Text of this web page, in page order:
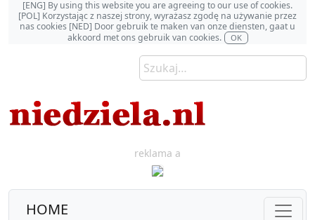
[ENG] By using this website you are agreeing to our use of cookies.
[POL] Korzystając z naszej strony, wyrażasz zgodę na używanie przez
nas cookies [NED] Door gebruik te maken van onze diensten, gaat u
akkoord met ons gebruik van cookies.
OK
reklama a
HOME